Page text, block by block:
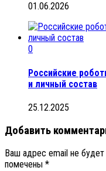
01.06.2026
0
Российские
и личный состав
25.12.2025
Добавить
Ваш адрес email не будет
помечены *